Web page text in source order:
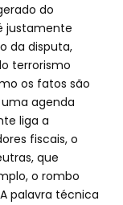
do
justamente
da disputa,
terrorismo
os fatos são
agenda
liga a
fiscais, o
que
o rombo
palavra técnica